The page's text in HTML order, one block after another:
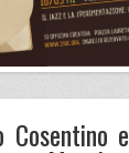
Cosentino e